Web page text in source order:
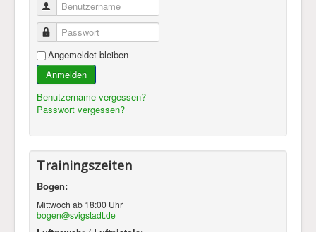
Benutzername
Passwort
Angemeldet bleiben
Anmelden
Benutzername vergessen?
Passwort vergessen?
Trainingszeiten
Bogen:
Mittwoch ab 18:00 Uhr
bogen@svigstadt.de